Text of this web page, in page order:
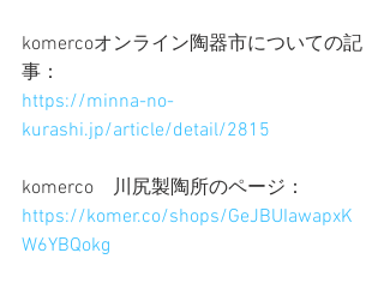
komercoオンライン陶器市についての記
事：
https://minna-no-
kurashi.jp/article/detail/2815
komerco　川尻製陶所のページ：
https://komer.co/shops/GeJBUIawapxK
W6YBQokg